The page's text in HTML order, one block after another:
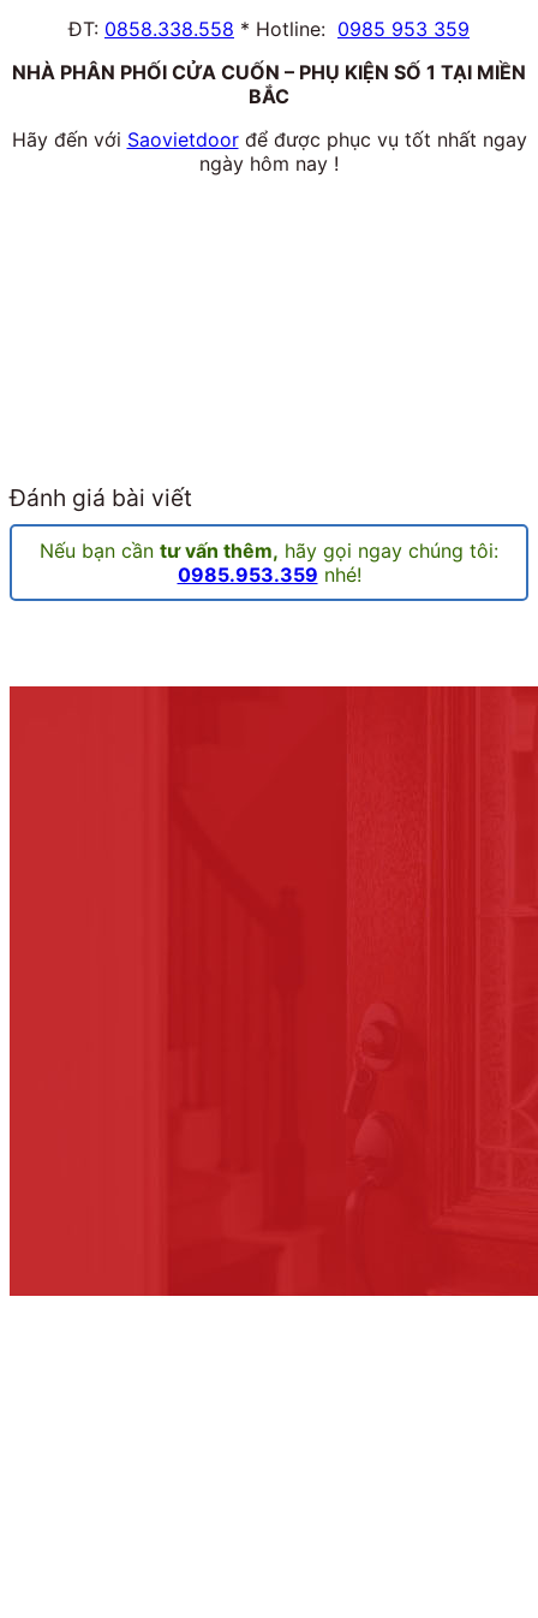
ĐT: 0858.338.558 * Hotline: 0985 953 359
NHÀ PHÂN PHỐI CỬA CUỐN – PHỤ KIỆN SỐ 1 TẠI MIỀN
BẮC
Hãy đến với Saovietdoorđể được phục vụ tốt nhất ngay
ngày hôm nay !
Đánh giá bài viết
Nếu bạn cần tư vấn thêm, hãy gọi ngay chúng tôi:
0985.953.359 nhé!